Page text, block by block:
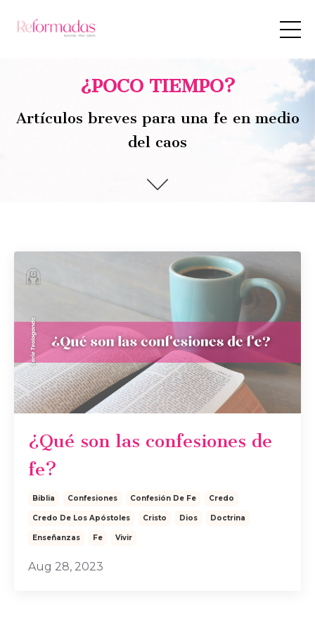
¿POCO TIEMPO?
Artículos breves para una fe en medio
del caos
¿Qué son las confesiones de
fe?
Biblia Confesiones Confesión De Fe Credo
Credo De Los Apóstoles Cristo Dios Doctrina
Enseñanzas Fe Vivir
Aug 28, 2023